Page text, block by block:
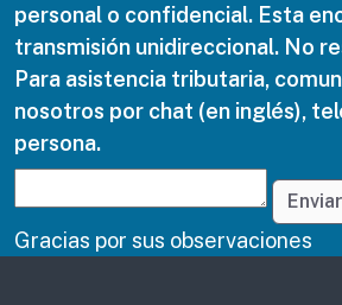
personal o confidencial. Esta
transmisión unidireccional. No
Para asistencia tributaria,
nosotros por chat (en inglés),
persona.
Enviar
Gracias por sus observaciones